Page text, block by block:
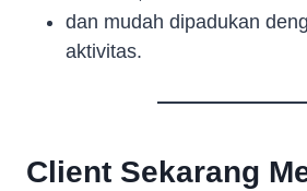
dan mudah dipadukan
aktivitas.
Client Sekarang